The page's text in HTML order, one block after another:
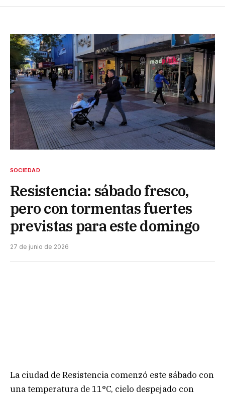
SOCIEDAD
Resistencia: sábado fresco,
pero con tormentas fuertes
previstas para este domingo
27 de junio de 2026
La ciudad de Resistencia comenzó este sábado con
una temperatura de 11°C, cielo despejado con